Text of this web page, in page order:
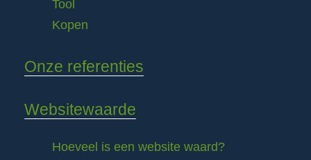
Tool
Kopen
Onze referenties
Websitewaarde
Hoeveel is een website waard?